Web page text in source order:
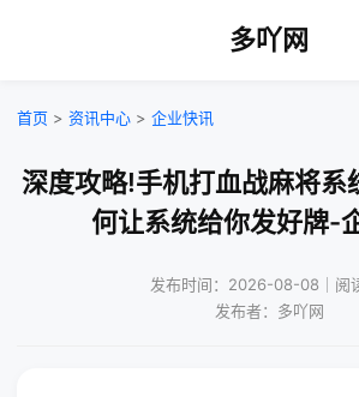
多吖网
首页 > 资讯中心 > 企业快讯
深度攻略!手机打血战麻将系
何让系统给你发好牌-
发布时间：2026-08-08｜阅
发布者：多吖网